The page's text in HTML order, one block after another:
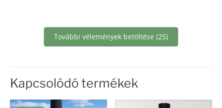
További vélemények betöltése (25)
Kapcsolódó termékek